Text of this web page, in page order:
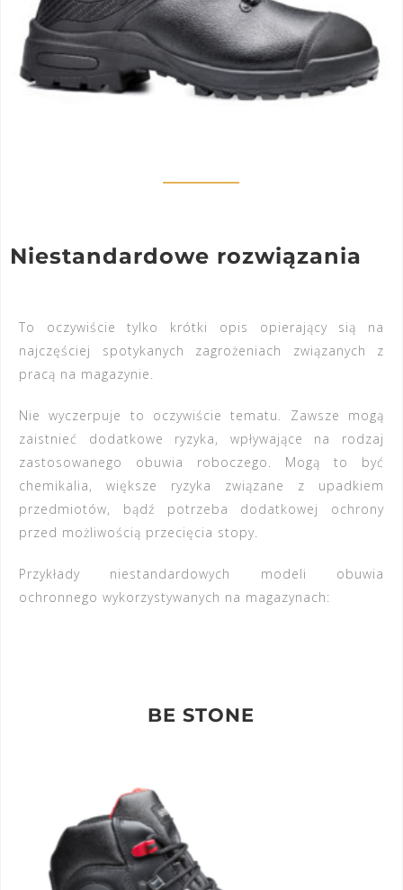
Niestandardowe rozwiązania
To oczywiście tylko krótki opis opierający sią na
najczęściej spotykanych zagrożeniach związanych z
pracą na magazynie.
Nie wyczerpuje to oczywiście tematu. Zawsze mogą
zaistnieć dodatkowe ryzyka, wpływające na rodzaj
zastosowanego obuwia roboczego. Mogą to być
chemikalia, większe ryzyka związane z upadkiem
przedmiotów, bądź potrzeba dodatkowej ochrony
przed możliwością przecięcia stopy.
Przykłady niestandardowych modeli obuwia
ochronnego wykorzystywanych na magazynach:
BE STONE